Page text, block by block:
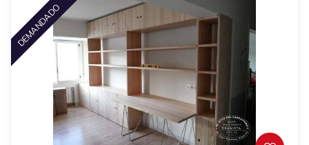
DEMANDADO